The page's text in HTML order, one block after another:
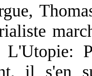
L'Utopie:
il s'en